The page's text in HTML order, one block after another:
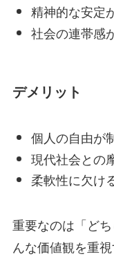
精神的な安定
社会の連帯感
デメリット
個人の自由が
現代社会との
柔軟性に欠け
重要なのは「ど
んな価値観を重視